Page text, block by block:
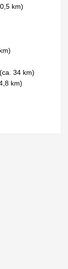
km)
34 km)
km)